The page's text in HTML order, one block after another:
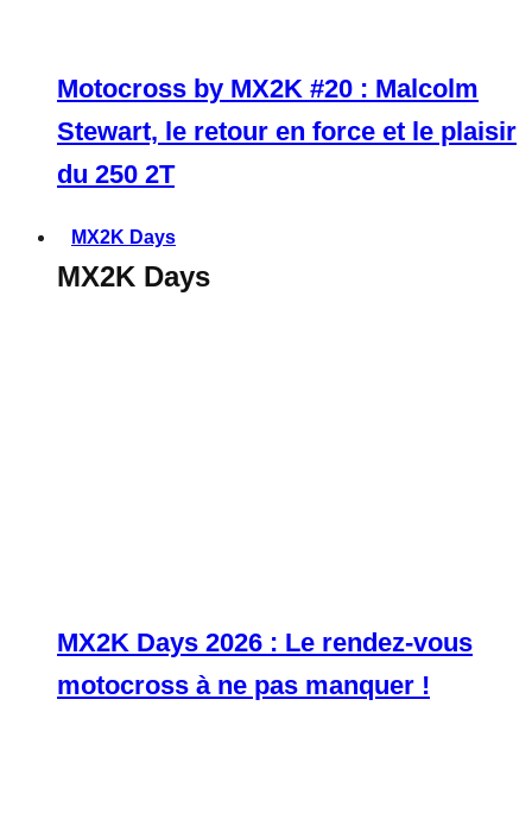
Motocross by MX2K #20 : Malcolm
Stewart, le retour en force et le plaisir
du 250 2T
MX2K Days
MX2K Days
MX2K Days 2026 : Le rendez-vous
motocross à ne pas manquer !